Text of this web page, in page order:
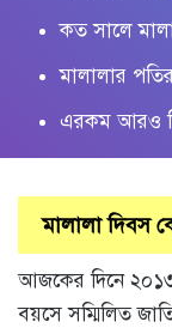
কত সালে
মালালার
এরকম আরও
মালালা দিবস
আজকের দিনে
বয়সে সম্মিলিত